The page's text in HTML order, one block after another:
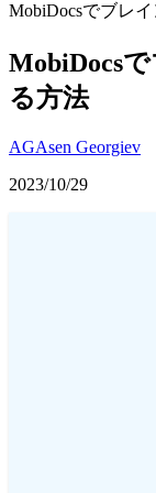
MobiDocsでブレ
MobiDocs
る方法
AGAsen Georgiev
2023/10/29